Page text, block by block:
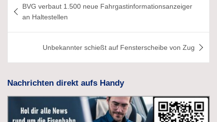
BVG verbaut 1.500 neue Fahrgastinformationsanzeiger
an Haltestellen
Unbekannter schießt auf Fensterscheibe von Zug
Nachrichten direkt aufs Handy